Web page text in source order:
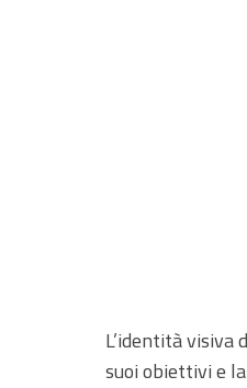
L’identità
suoi obiettivi e